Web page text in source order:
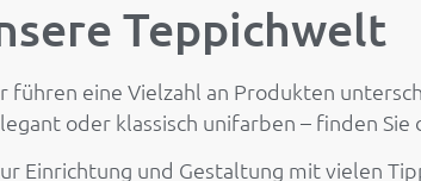
Teppichwelt
führen eine Vielzahl an Produkten
oder klassisch unifarben – finden Sie
Einrichtung und Gestaltung mit vielen